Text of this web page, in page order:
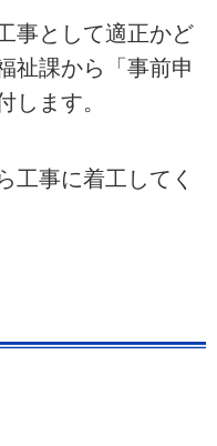
事として適正かど
祉課から「事前申
します。
工事に着工してく